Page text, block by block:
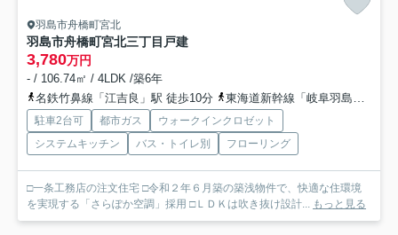
羽島市舟橋町宮北
羽島市舟橋町宮北三丁目戸建
3,780万円
- / 106.74㎡ / 4LDK /築6年
名鉄竹鼻線「江吉良」駅 徒歩10分
東海道新幹線「岐阜羽島」駅 徒歩12分
駐車2台可 都市ガス
ウォークインクロゼット
システムキッチン
バス・トイレ別 フローリング
□一条工務店の注文住宅 □令和２年６月築の築浅物件で、快適な住環境
を実現する「さらぽか空調」採用 □ＬＤＫは吹き抜け設計... もっと見る